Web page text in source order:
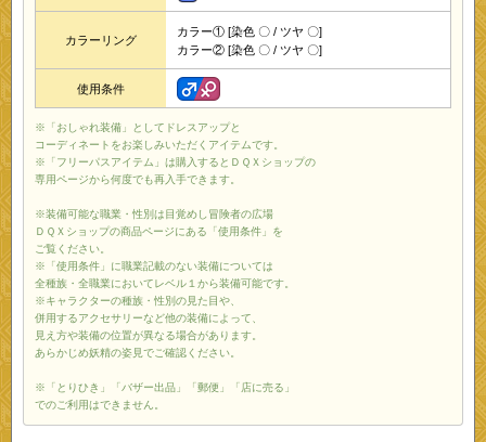
カラーリング
カラー① [染色 〇 / ツヤ 〇]
カラー② [染色 〇 / ツヤ 〇]
使用条件
※「おしゃれ装備」としてドレスアップと
コーディネートをお楽しみいただくアイテムです。
※「フリーパスアイテム」は購入するとＤＱＸショップの
専用ページから何度でも再入手できます。
※装備可能な職業・性別は目覚めし冒険者の広場
ＤＱＸショップの商品ページにある「使用条件」を
ご覧ください。
※「使用条件」に職業記載のない装備については
全種族・全職業においてレベル１から装備可能です。
※キャラクターの種族・性別の見た目や、
併用するアクセサリーなど他の装備によって、
見え方や装備の位置が異なる場合があります。
あらかじめ妖精の姿見でご確認ください。
※「とりひき」「バザー出品」「郵便」「店に売る」
でのご利用はできません。